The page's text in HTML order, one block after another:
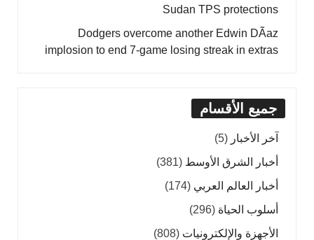
Sudan TPS protections
Dodgers overcome another Edwin DÃ­az
implosion to end 7-game losing streak in extras
جميع الأقسام
آخر الأخبار (5)
أخبار الشرق الأوسط (381)
أخبار العالم العربي (174)
أسلوب الحياة (296)
الأجهزة والإلكترونيات (808)